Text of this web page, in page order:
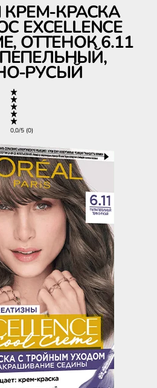
КРАСКА
EXCELLENCE
ОТТЕНОК 6.11
РУСЫЙ
0,0/5 (0)